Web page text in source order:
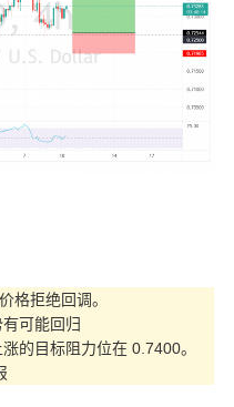
格拒绝回调。
可能回归
的目标阻力位在 0.7400。